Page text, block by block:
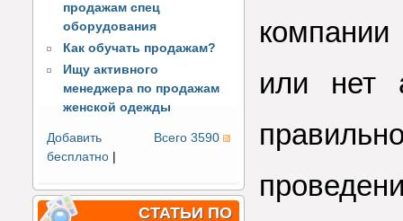
продажам спец
оборудования
Как обучать продажам?
Ищу активного
менеджера по продажам
женской одежды
Всего 3590
Добавить
бесплатно |
СТАТЬИ ПО
или нет